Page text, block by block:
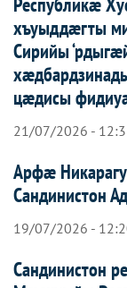
хъуыддæгты
Сирийы
цæдисы
21/07/2026 -
Арфæ
Сандинистон
19/07/2026 -
Сандинистон